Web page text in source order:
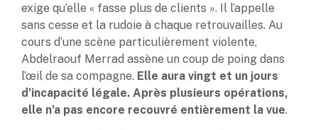
exige qu’elle « fasse plus de clients ». Il l’appelle
sans cesse et la rudoie à chaque retrouvailles. Au
cours d’une scène particulièrement violente,
Abdelraouf Merrad assène un coup de poing dans
l’œil de sa compagne. Elle aura vingt et un jours
d’incapacité légale. Après plusieurs opérations,
elle n’a pas encore recouvré entièrement la vue.